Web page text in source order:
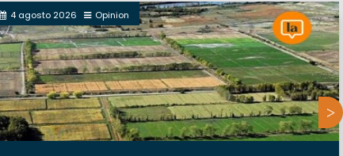
4 agosto 2026 Opinion